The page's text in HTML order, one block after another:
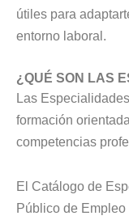
útiles para
entorno laboral.
¿QUÉ SON LAS
Las
formación
competencias
El Catálogo de
Público de